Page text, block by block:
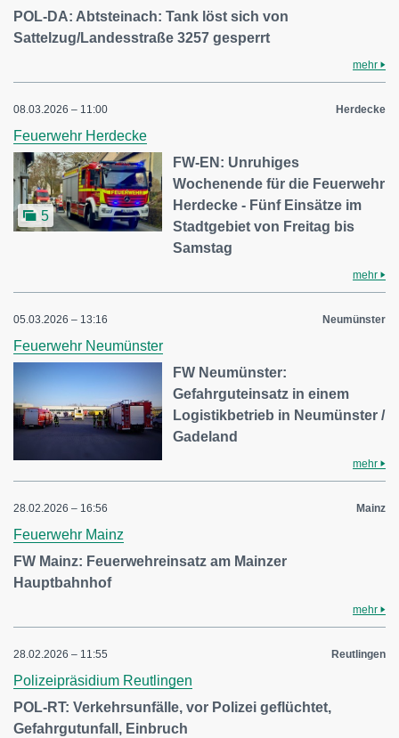
POL-DA: Abtsteinach: Tank löst sich von
Sattelzug/Landesstraße 3257 gesperrt
mehr
08.03.2026 – 11:00 Herdecke
Feuerwehr Herdecke
5
FW-EN: Unruhiges
Wochenende für die Feuerwehr
Herdecke - Fünf Einsätze im
Stadtgebiet von Freitag bis
Samstag
mehr
05.03.2026 – 13:16 Neumünster
Feuerwehr Neumünster
FW Neumünster:
Gefahrguteinsatz in einem
Logistikbetrieb in Neumünster /
Gadeland
mehr
28.02.2026 – 16:56 Mainz
Feuerwehr Mainz
FW Mainz: Feuerwehreinsatz am Mainzer
Hauptbahnhof
mehr
28.02.2026 – 11:55 Reutlingen
Polizeipräsidium Reutlingen
POL-RT: Verkehrsunfälle, vor Polizei geflüchtet,
Gefahrgutunfall, Einbruch